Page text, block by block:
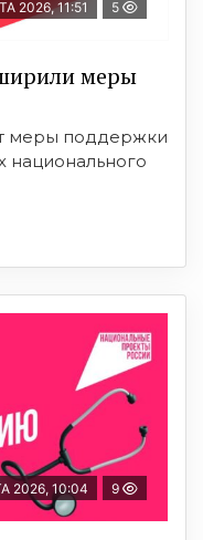
2026, 11:51 5
меры
меры поддержки
национального
2026, 10:04 9